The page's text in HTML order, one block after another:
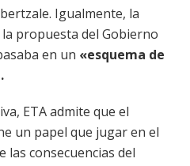
Igualmente, la
propuesta del Gobierno
en un «esquema de
ETA admite que el
un papel que jugar en el
las consecuencias del